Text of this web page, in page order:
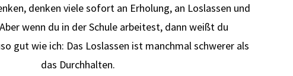
denken viele sofort an Erholung, an Loslassen und
wenn du in der Schule arbeitest, dann weißt du
gut wie ich: Das Loslassen ist manchmal schwerer als
das Durchhalten.